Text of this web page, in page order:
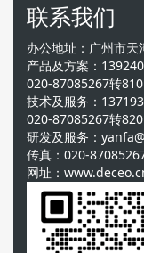
联系我们
办公地址：广州市
产品及方案：
020-87085267转810
技术及服务：
020-87085267转820
研发及服务：
传真：020-
网址：